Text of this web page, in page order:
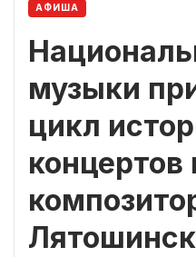
АФИША
музыки
цикл
концертов